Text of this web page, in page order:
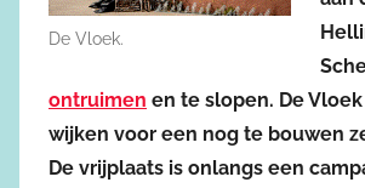
De Vloek.
ontruimen en te slopen. De
wijken voor een nog te bouwen
De vrijplaats is onlangs een